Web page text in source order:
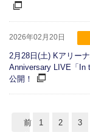
2026年02月20日
2月28日(土) Kアリー
Anniversary LIVE「In
公開！
前
1 2 3